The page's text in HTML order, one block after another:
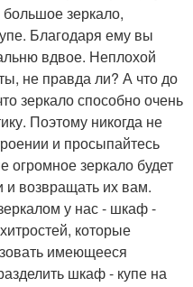
большое зеркало,
Благодаря ему вы
вдвое. Неплохой
не правда ли? А что до
зеркало способно очень
Поэтому никогда не
и просыпайтесь
огромное зеркало будет
возвращать их вам.
у нас - шкаф -
которые
имеющееся
шкаф - купе на